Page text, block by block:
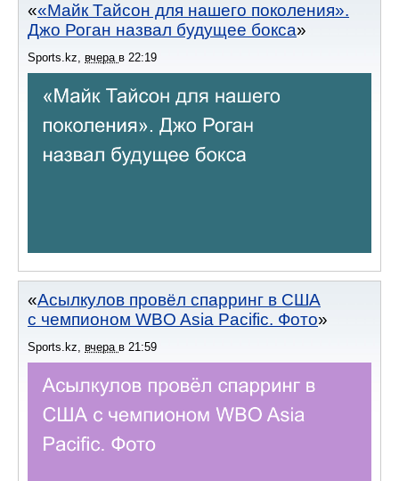
«Майк Тайсон для нашего поколения».
Джо Роган назвал будущее бокса
Sports.kz, вчера в 22:19
Асылкулов провёл спарринг в США
с чемпионом WBO Asia Pacific. Фото
Sports.kz, вчера в 21:59